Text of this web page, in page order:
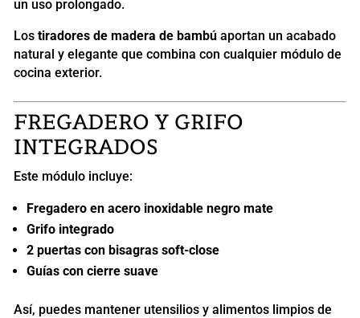
un uso prolongado.
Los tiradores de madera de bambúaportan un acabado
natural y elegante que combina con cualquier módulo de
cocina exterior.
FREGADERO Y GRIFO
INTEGRADOS
Este módulo incluye:
Fregadero en acero inoxidable negro mate
Grifo integrado
2 puertas con bisagras soft-close
Guías con cierre suave
Así, puedes mantener utensilios y alimentos limpios de